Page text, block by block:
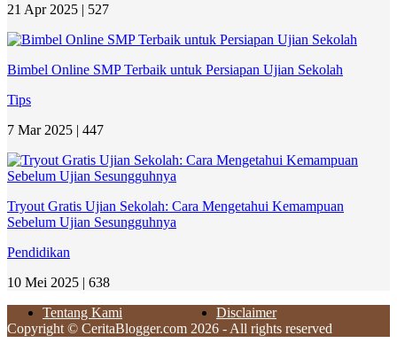
21 Apr 2025 | 527
Bimbel Online SMP Terbaik untuk Persiapan Ujian Sekolah
Tips
7 Mar 2025 | 447
Tryout Gratis Ujian Sekolah: Cara Mengetahui Kemampuan
Sebelum Ujian Sesungguhnya
Pendidikan
10 Mei 2025 | 638
Tentang Kami
Disclaimer
Copyright © CeritaBlogger.com 2026 - All rights reserved